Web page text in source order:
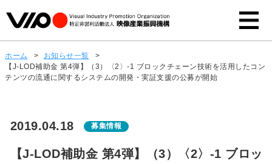
ホーム > お知らせ一覧
>
【J-LOD補助金 第4弾】（3）〈2〉-1 ブロックチェーン技術を活用したコン
テンツの流通に関するシステムの開発・実証支援の公募が開始
2019.04.18 募集情報
【J-LOD補助金 第4弾】（3）〈2〉-1 ブロッ